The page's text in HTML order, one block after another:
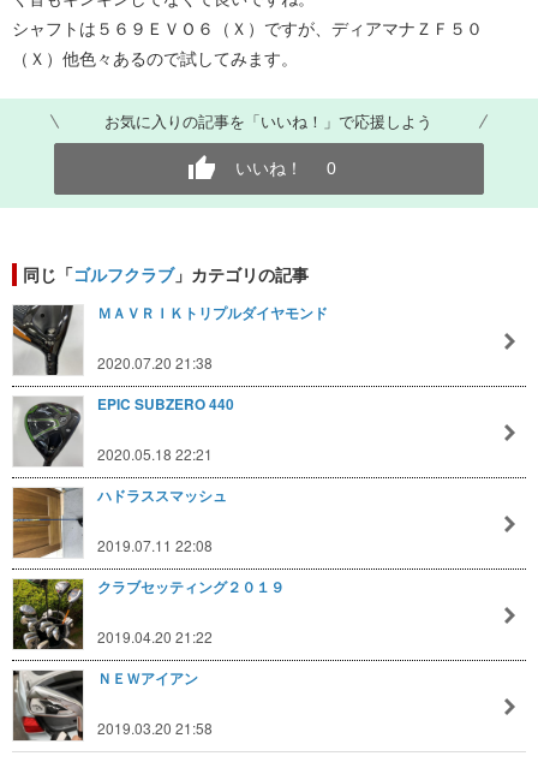
シャフトは５６９ＥＶＯ６（Ｘ）ですが、ディアマナＺＦ５０
（Ｘ）他色々あるので試してみます。
お気に入りの記事を「いいね！」で応援しよう
いいね！ 0
同じ「ゴルフクラブ」カテゴリの記事
ＭＡＶＲＩＫトリプルダイヤモンド
2020.07.20 21:38
EPIC SUBZERO 440
2020.05.18 22:21
ハドラススマッシュ
2019.07.11 22:08
クラブセッティング２０１９
2019.04.20 21:22
ＮＥＷアイアン
2019.03.20 21:58